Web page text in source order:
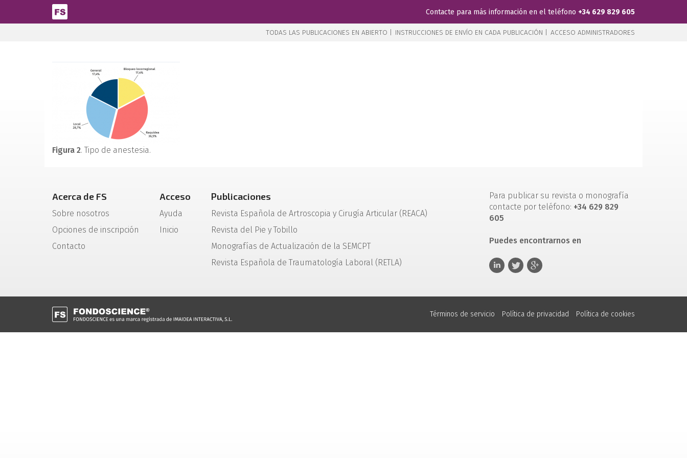
Pasar al contenido principal
Contacte para más información en el teléfono +34 629 829 605
TODAS LAS PUBLICACIONES EN ABIERTO | INSTRUCCIONES DE ENVÍO EN CADA PUBLICACIÓN | ACCESO ADMINISTRADORES
Figura 2. Tipo de anestesia.
Acerca de FS
Sobre nosotros
Opciones de inscripción
Contacto
Acceso
Ayuda
Inicio
Publicaciones
Revista Española de Artroscopia y Cirugía Articular (REACA)
Revista del Pie y Tobillo
Monografías de Actualización de la SEMCPT
Revista Española de Traumatología Laboral (RETLA)
Para publicar su revista o monografía
contacte por teléfono: +34 629 829
605
Puedes encontrarnos en
Términos de servicio Política de privacidad Política de cookies